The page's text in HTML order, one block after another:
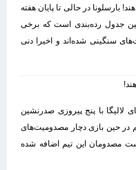
در حالی تا پایان هفته
جدول رده‌بندی است که برخی
سنگینی شده‌اند و اخیرا دنی
لالیگا با پنج پیروزی صدرنشین
حین بازی دچار مصدومیت‌های
مصدومان این تیم اضافه شده